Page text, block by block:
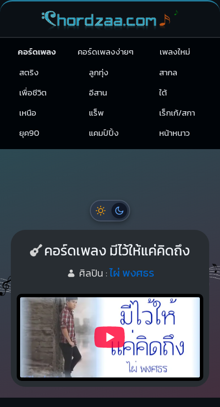
คอร์ดเพลง คอร์ดเพลงง่ายๆ
เพลงใหม่
สตริง
ลูกทุ่ง
สากล
เพื่อชีวิต
อีสาน
ใต้
เหนือ
แร็พ
เร็กเก้/สกา
ยุค90
แคมป์ปิ้ง หน้าหนาว
คอร์ดเพลง มีไว้ให้แค่คิดถึง
ศิลปิน :ไผ่ พงศธร